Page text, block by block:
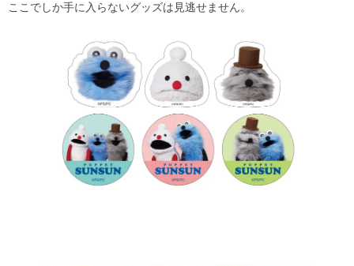
ここでしか手に入らないグッズは見逃せません。